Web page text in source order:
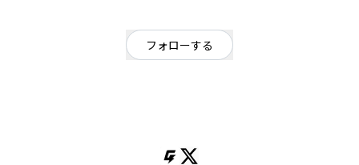
フォローする
Gt/cho:ねたろ